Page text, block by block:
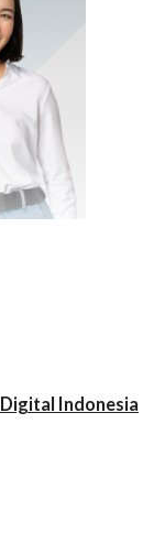
Indonesia